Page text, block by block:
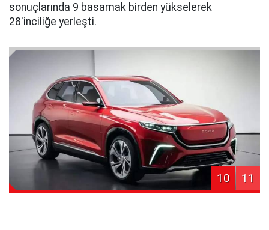
sonuçlarında 9 basamak birden yükselerek
28'inciliğe yerleşti.
10 11